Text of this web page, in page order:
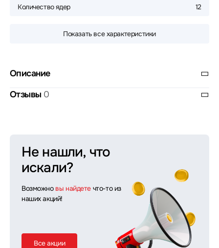
Количество ядер 12
Показать все характеристики
Описание
Отзывы 0
Не нашли, что
искали?
Возможно вы найдете что-то из
наших акций!
Все акции